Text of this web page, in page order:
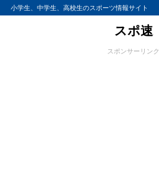
小学生、中学生、高校生のスポーツ情報サイト
スポ速
スポンサーリンク